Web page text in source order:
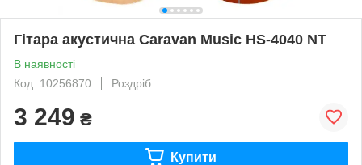
Гітара акустична Caravan Music HS-4040 NT
В наявності
Код: 10256870
Роздріб
3 249 ₴
Купити